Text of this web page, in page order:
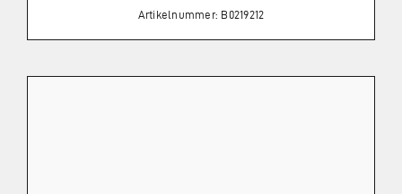
Artikelnummer: B0219212